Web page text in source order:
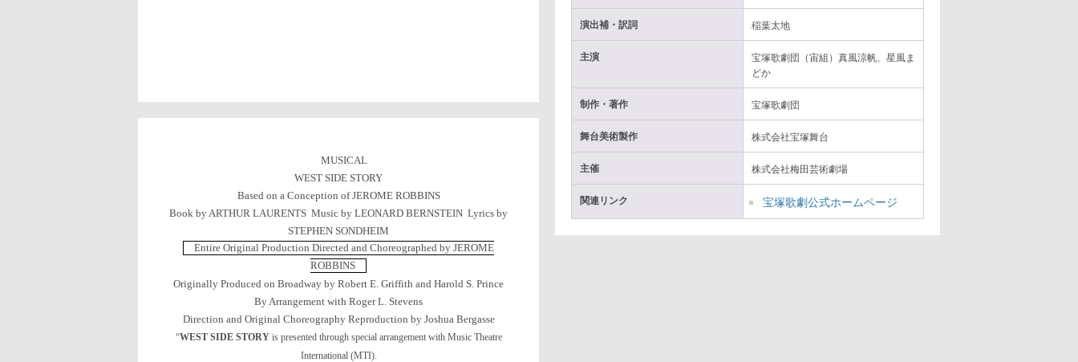
MUSICAL
WEST SIDE STORY
Based on a Conception of JEROME ROBBINS
Book by ARTHUR LAURENTS Music by LEONARD BERNSTEIN Lyrics by
STEPHEN SONDHEIM
Entire Original Production Directed and Choreographed by JEROME
ROBBINS
Originally Produced on Broadway by Robert E. Griffith and Harold S. Prince
By Arrangement with Roger L. Stevens
Direction and Original Choreography Reproduction by Joshua Bergasse
“WEST SIDE STORYis presented through special arrangement with Music Theatre
International (MTI).
演出補・訳詞 稲葉太地
主演
宝塚歌劇団（宙組）真風涼帆、星風ま
どか
制作・著作 宝塚歌劇団
舞台美術製作 株式会社宝塚舞台
主催 株式会社梅田芸術劇場
関連リンク 宝塚歌劇公式ホームページ